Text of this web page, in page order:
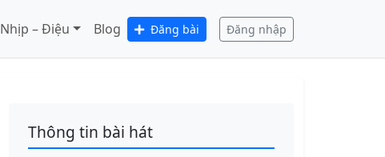
Nhịp – Điệu Blog Đăng bài Đăng nhập
Thông tin bài hát